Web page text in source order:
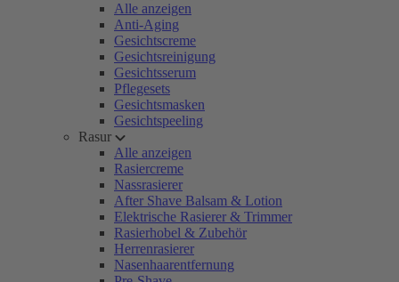
Alle anzeigen
Anti-Aging
Gesichtscreme
Gesichtsreinigung
Gesichtsserum
Pflegesets
Gesichtsmasken
Gesichtspeeling
Rasur
Alle anzeigen
Rasiercreme
Nassrasierer
After Shave Balsam & Lotion
Elektrische Rasierer & Trimmer
Rasierhobel & Zubehör
Herrenrasierer
Nasenhaarentfernung